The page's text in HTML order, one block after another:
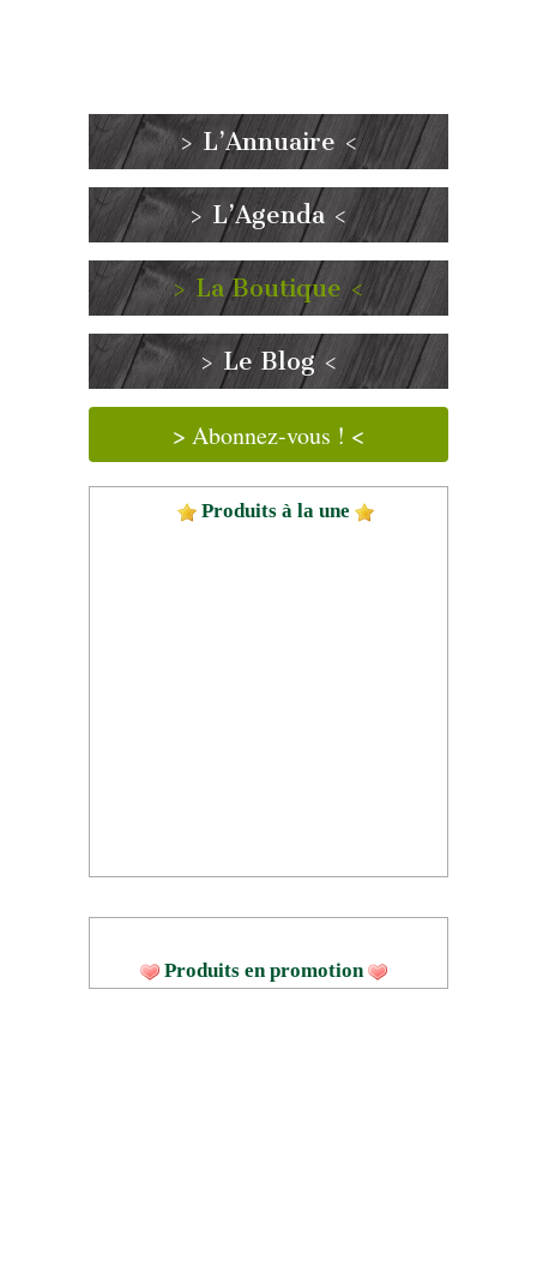
> L’Annuaire <
> L’Agenda <
> La Boutique <
> Le Blog <
> Abonnez-vous ! <
Produits à la une
Produits en promotion